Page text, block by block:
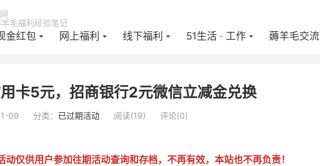
毛福利经验笔记
金红包 网上福利 线下福利 51生活 · 工作 薅羊毛交流
期活动  正文
卡5元，招商银行2元微信立减金兑换
09 分类： 已过期活动 阅读(19) 评论(0)
动仅供用户参加往期活动查询和存档，不再有效，本站也不再负责！